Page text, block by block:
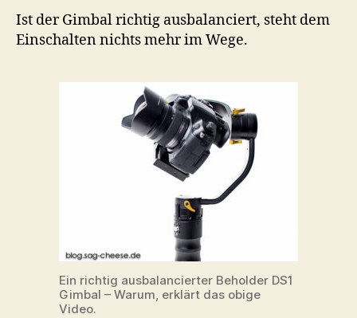
Ist der Gimbal richtig ausbalanciert, steht dem
Einschalten nichts mehr im Wege.
Ein richtig ausbalancierter Beholder DS1
Gimbal – Warum, erklärt das obige
Video.